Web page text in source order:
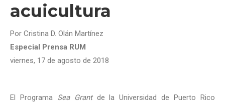
acuicultura
Por Cristina D. Olán Martínez
Especial Prensa RUM
viernes, 17 de agosto de 2018
El Programa Sea Grantde la Universidad de Puerto Rico